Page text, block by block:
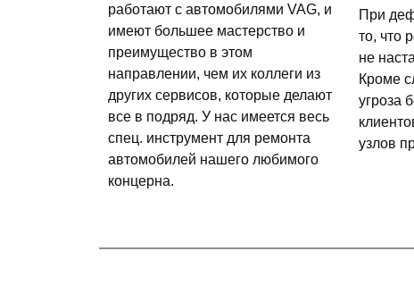
работают с автомобилями VAG, и
имеют большее мастерство и
преимущество в этом
направлении, чем их коллеги из
других сервисов, которые делают
все в подряд. У нас имеется весь
спец. инструмент для ремонта
автомобилей нашего любимого
концерна.
При
то, что
не
Кроме
угроза
узлов